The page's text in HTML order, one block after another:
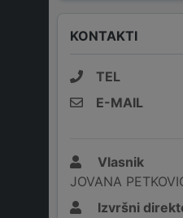
KONTAKTI
TEL
E-MAIL
Vlasnik
JOVANA
Izvršni